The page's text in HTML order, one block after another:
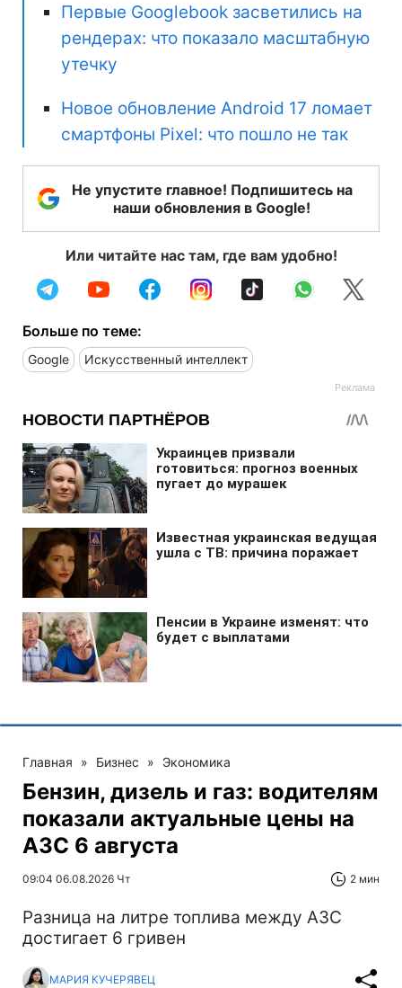
Первые Googlebook засветились на
рендерах: что показало масштабную
утечку
Новое обновление Android 17 ломает
смартфоны Pixel: что пошло не так
Не упустите главное! Подпишитесь на
наши обновления в Google!
Или читайте нас там, где вам удобно!
Больше по теме:
Google Искусственный интеллект
Главная » Бизнес » Экономика
Бензин, дизель и газ: водителям
показали актуальные цены на
АЗС 6 августа
09:04 06.08.2026 Чт 2 мин
Разница на литре топлива между АЗС
достигает 6 гривен
МАРИЯ КУЧЕРЯВЕЦ